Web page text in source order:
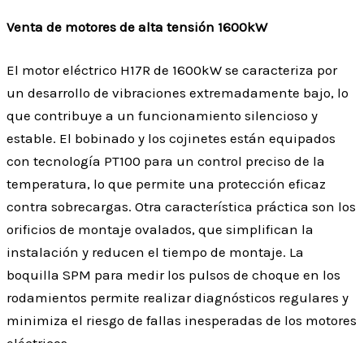
Venta de motores de alta tensión 1600kW
El motor eléctrico H17R de 1600kW se caracteriza por
un desarrollo de vibraciones extremadamente bajo, lo
que contribuye a un funcionamiento silencioso y
estable. El bobinado y los cojinetes están equipados
con tecnología PT100 para un control preciso de la
temperatura, lo que permite una protección eficaz
contra sobrecargas. Otra característica práctica son los
orificios de montaje ovalados, que simplifican la
instalación y reducen el tiempo de montaje. La
boquilla SPM para medir los pulsos de choque en los
rodamientos permite realizar diagnósticos regulares y
minimiza el riesgo de fallas inesperadas de los motores